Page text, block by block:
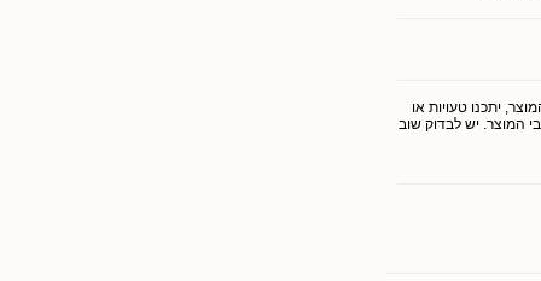
יתכנו טעויות או
המוצר. יש לבדוק שוב